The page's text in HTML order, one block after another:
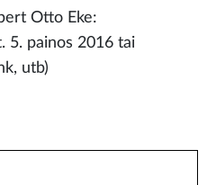
Otto Eke:
5. painos 2016 tai
utb)